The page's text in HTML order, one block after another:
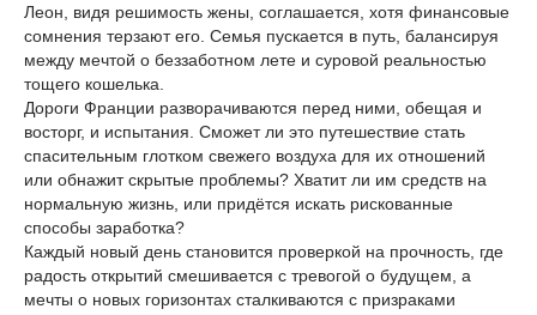
Леон, видя решимость жены, соглашается, хотя финансовые
сомнения терзают его. Семья пускается в путь, балансируя
между мечтой о беззаботном лете и суровой реальностью
тощего кошелька.
Дороги Франции разворачиваются перед ними, обещая и
восторг, и испытания. Сможет ли это путешествие стать
спасительным глотком свежего воздуха для их отношений
или обнажит скрытые проблемы? Хватит ли им средств на
нормальную жизнь, или придётся искать рискованные
способы заработка?
Каждый новый день становится проверкой на прочность, где
радость открытий смешивается с тревогой о будущем, а
мечты о новых горизонтах сталкиваются с призраками